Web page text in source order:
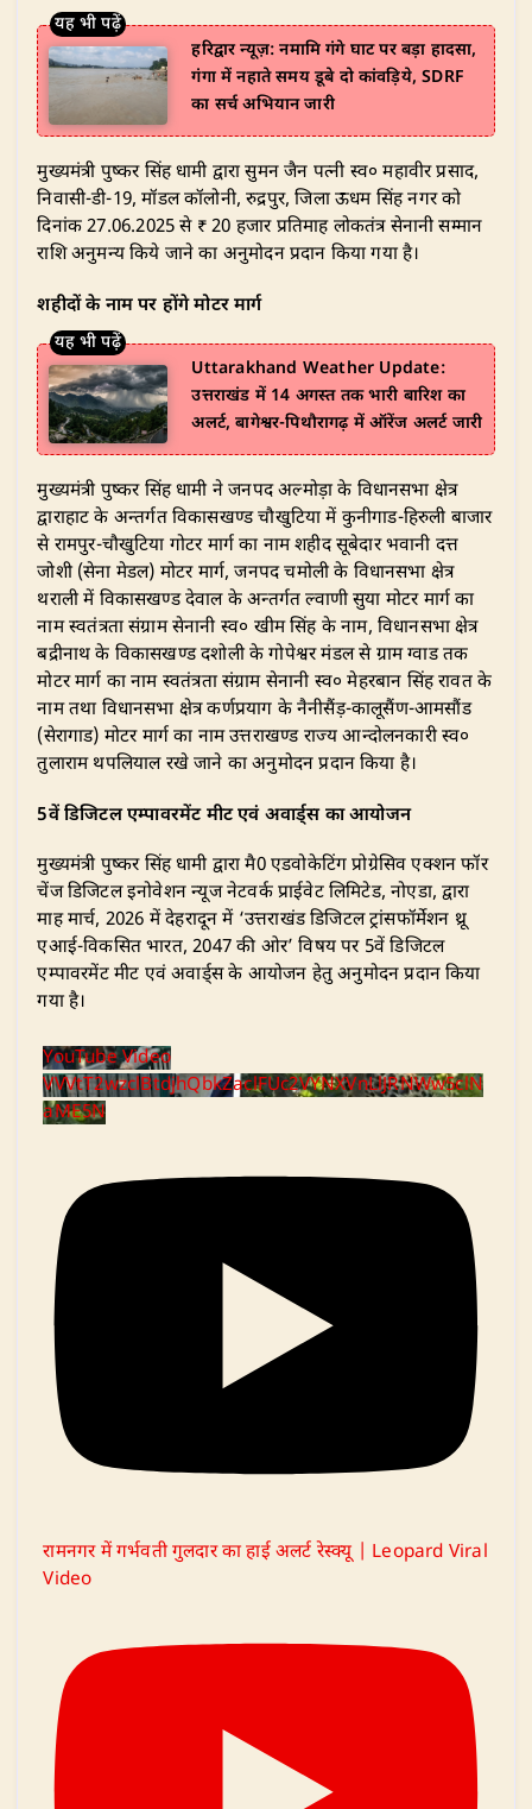
हरिद्वार न्यूज़: नमामि गंगे घाट पर बड़ा हादसा,
गंगा में नहाते समय डूबे दो कांवड़िये, SDRF
का सर्च अभियान जारी
​मुख्यमंत्री पुष्कर सिंह धामी द्वारा सुमन जैन पत्नी स्व० महावीर प्रसाद,
निवासी-डी-19, मॉडल कॉलोनी, रुद्रपुर, जिला ऊधम सिंह नगर को
दिनांक 27.06.2025 से ₹ 20 हजार प्रतिमाह लोकतंत्र सेनानी सम्मान
राशि अनुमन्य किये जाने का अनुमोदन प्रदान किया गया है।
शहीदों के नाम पर होंगे मोटर मार्ग
Uttarakhand Weather Update:
उत्तराखंड में 14 अगस्त तक भारी बारिश का
अलर्ट, बागेश्वर-पिथौरागढ़ में ऑरेंज अलर्ट जारी
​मुख्यमंत्री पुष्कर सिंह धामी ने जनपद अल्मोड़ा के विधानसभा क्षेत्र
द्वाराहाट के अन्तर्गत विकासखण्ड चौखुटिया में कुनीगाड-हिरुली बाजार
से रामपुर-चौखुटिया गोटर मार्ग का नाम शहीद सूबेदार भवानी दत्त
जोशी (सेना मेडल) मोटर मार्ग, जनपद चमोली के विधानसभा क्षेत्र
थराली में विकासखण्ड देवाल के अन्तर्गत ल्वाणी सुया मोटर मार्ग का
नाम स्वतंत्रता संग्राम सेनानी स्व० खीम सिंह के नाम, विधानसभा क्षेत्र
बद्रीनाथ के विकासखण्ड दशोली के गोपेश्वर मंडल से ग्राम ग्वाड तक
मोटर मार्ग का नाम स्वतंत्रता संग्राम सेनानी स्व० मेहरबान सिंह रावत के
नाम तथा विधानसभा क्षेत्र कर्णप्रयाग के नैनीसैंड़-कालूसैंण-आमसौंड
(सेरागाड) मोटर मार्ग का नाम उत्तराखण्ड राज्य आन्दोलनकारी स्व०
तुलाराम थपलियाल रखे जाने का अनुमोदन प्रदान किया है।
5वें डिजिटल एम्पावरमेंट मीट एवं अवार्ड्स का आयोजन
​मुख्यमंत्री पुष्कर सिंह धामी द्वारा मै0 एडवोकेटिंग प्रोग्रेसिव एक्शन फॉर
चेंज डिजिटल इनोवेशन न्यूज नेटवर्क प्राईवेट लिमिटेड, नोएडा, द्वारा
माह मार्च, 2026 में देहरादून में ‘उत्तराखंड डिजिटल ट्रांसफॉर्मेशन थ्रू
एआई-विकसित भारत, 2047 की ओर’ विषय पर 5वें डिजिटल
एम्पावरमेंट मीट एवं अवार्ड्स के आयोजन हेतु अनुमोदन प्रदान किया
गया है।
YouTube Video
VVVtT2wzclBtdjhQbkZaclFUc2VYNXVnLlJRNWw5clN
aME5N
रामनगर में गर्भवती गुलदार का हाई अलर्ट रेस्क्यू | Leopard Viral
Video